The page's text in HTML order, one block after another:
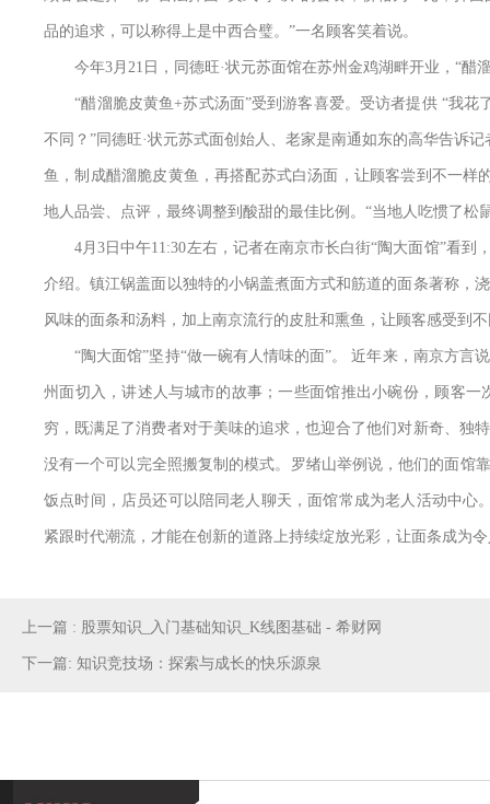
品的追求，可以称得上是中西合璧。”一名顾客笑着说。
今年3月21日，同德旺·状元苏面馆在苏州金鸡湖畔开业，“醋
“醋溜脆皮黄鱼+苏式汤面”受到游客喜爱。受访者提供 “我花
不同？”同德旺·状元苏式面创始人、老家是南通如东的高华告诉
鱼，制成醋溜脆皮黄鱼，再搭配苏式白汤面，让顾客尝到不一
地人品尝、点评，最终调整到酸甜的最佳比例。“当地人吃惯了
4月3日中午11:30左右，记者在南京市长白街“陶大面馆”看到
介绍。镇江锅盖面以独特的小锅盖煮面方式和筋道的面条著称，
风味的面条和汤料，加上南京流行的皮肚和熏鱼，让顾客感受到
“陶大面馆”坚持“做一碗有人情味的面”。 近年来，南京方言
州面切入，讲述人与城市的故事；一些面馆推出小碗份，顾客
穷，既满足了消费者对于美味的追求，也迎合了他们对新奇、独
没有一个可以完全照搬复制的模式。罗绪山举例说，他们的面馆
饭点时间，店员还可以陪同老人聊天，面馆常成为老人活动中
紧跟时代潮流，才能在创新的道路上持续绽放光彩，让面条成为
上一篇 : 股票知识_入门基础知识_K线图基础 - 希财网
下一篇: 知识竞技场：探索与成长的快乐源泉